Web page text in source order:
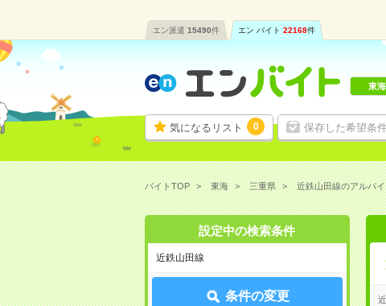
エン派遣 15490件 エン バイト 22168件
気になるリスト 0 保存した希望条
東
バイトTOP 東海 三重県 近鉄山田線のアルバ
設定中の検索条件
近鉄山田線
条件の変更